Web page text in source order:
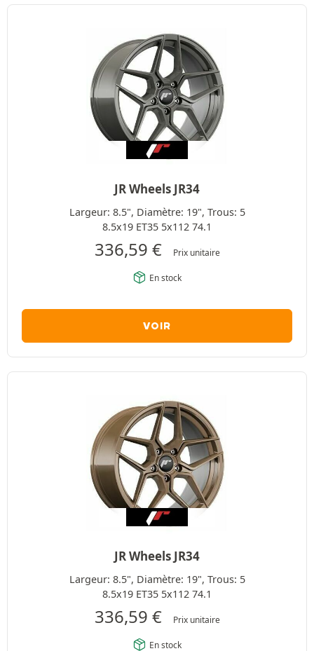
JR Wheels JR34
Largeur: 8.5", Diamètre: 19", Trous: 5
8.5x19 ET35 5x112 74.1
336,59 € Prix unitaire
En stock
VOIR
JR Wheels JR34
Largeur: 8.5", Diamètre: 19", Trous: 5
8.5x19 ET35 5x112 74.1
336,59 € Prix unitaire
En stock